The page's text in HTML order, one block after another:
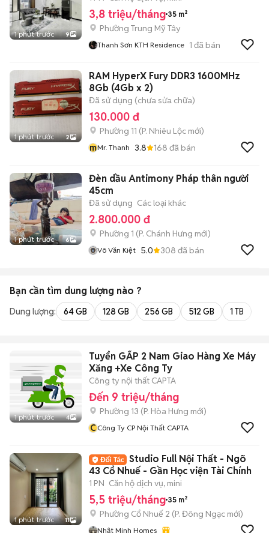
1 phút trước 9
3,8 triệu/tháng 35 m²
Phường Trung Mỹ Tây
Thanh Sơn KTH Residence 1 đã bán
1 phút trước 2
RAM HyperX Fury DDR3 1600MHz
8Gb (4Gb x 2)
Đã sử dụng (chưa sửa chữa)
130.000 đ
Phường 11 (P. Nhiêu Lộc mới)
mMr. Thanh 3.8 168 đã bán
1 phút trước 6
Đèn dầu Antimony Pháp thân người
45cm
Đã sử dụng Các loại khác
2.800.000 đ
Phường 1 (P. Chánh Hưng mới)
Võ Văn Kiệt 5.0 308 đã bán
Bạn cần tìm dung lượng nào ?
Dung lượng: 64 GB 128 GB 256 GB 512 GB 1 TB
1 phút trước 4
Tuyển GẤP 2 Nam Giao Hàng Xe Máy
Xăng +Xe Công Ty
Công ty nội thất CAPTA
Đến 9 triệu/tháng
Phường 13 (P. Hòa Hưng mới)
CCông Ty CP Nội Thất CAPTA
1 phút trước 11
Studio Full Nội Thất - Ngõ
43 Cổ Nhuế - Gần Học viện Tài Chính
1 PN Căn hộ dịch vụ, mini
5,5 triệu/tháng 35 m²
Phường Cổ Nhuế 2 (P. Đông Ngạc mới)
Nhật Minh Homes